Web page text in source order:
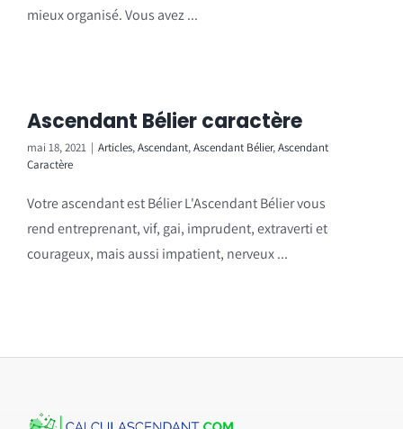
mieux organisé. Vous avez ...
Ascendant Bélier caractère
mai 18, 2021 | Articles,Ascendant,Ascendant Bélier,Ascendant
Caractère
Votre ascendant est Bélier L'Ascendant Bélier vous
rend entreprenant, vif, gai, imprudent, extraverti et
courageux, mais aussi impatient, nerveux ...